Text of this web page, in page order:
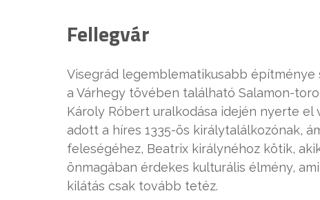
Fellegvár
Visegrád legemblematikusabb
a Várhegy tövében található Salamon-
Károly Róbert uralkodása idején nyerte
adott a híres 1335-ös királytalálkozónak,
feleségéhez, Beatrix királynéhoz kötik,
önmagában érdekes kulturális élmény,
kilátás csak tovább tetéz.